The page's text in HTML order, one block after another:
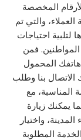
المخصصة
العملاء، والتي تم
لتلبية احتياجات
فمن
المحمول
الاتصال بنا وطلب
المناسبة، مع
يمكنك زيارة
واختيار
المطلوبة